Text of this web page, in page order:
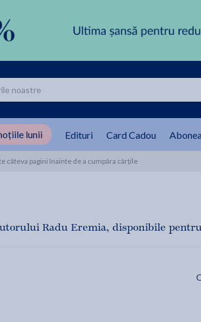
lunii Edituri Card Cadou
câteva pagini înainte de a cumpăra cărțile
Radu Eremia, disponibile